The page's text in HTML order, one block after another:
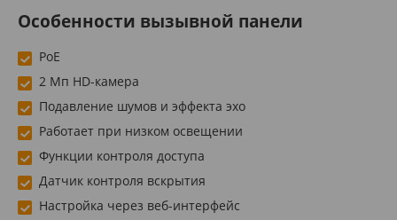
Особенности вызывной панели
PoE
2 Мп HD-камера
Подавление шумов и эффекта эхо
Работает при низком освещении
Функции контроля доступа
Датчик контроля вскрытия
Настройка через веб-интерфейс